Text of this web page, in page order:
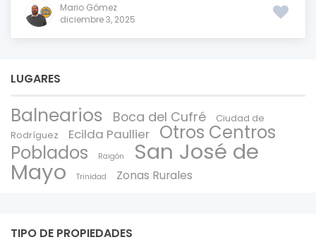
Mario Gómez
diciembre 3, 2025
LUGARES
Balnearios Boca del Cufré
Ciudad de
Rodríguez
Ecilda Paullier
Otros Centros
Poblados
Raigón San José de
Mayo Trinidad Zonas Rurales
TIPO DE PROPIEDADES